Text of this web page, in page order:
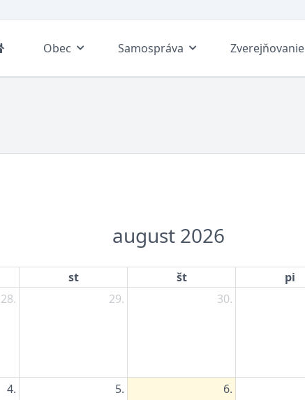
Obec Samospráva Zverejňovanie
august 2026
st št pi
28. 29. 30.
4. 5. 6.